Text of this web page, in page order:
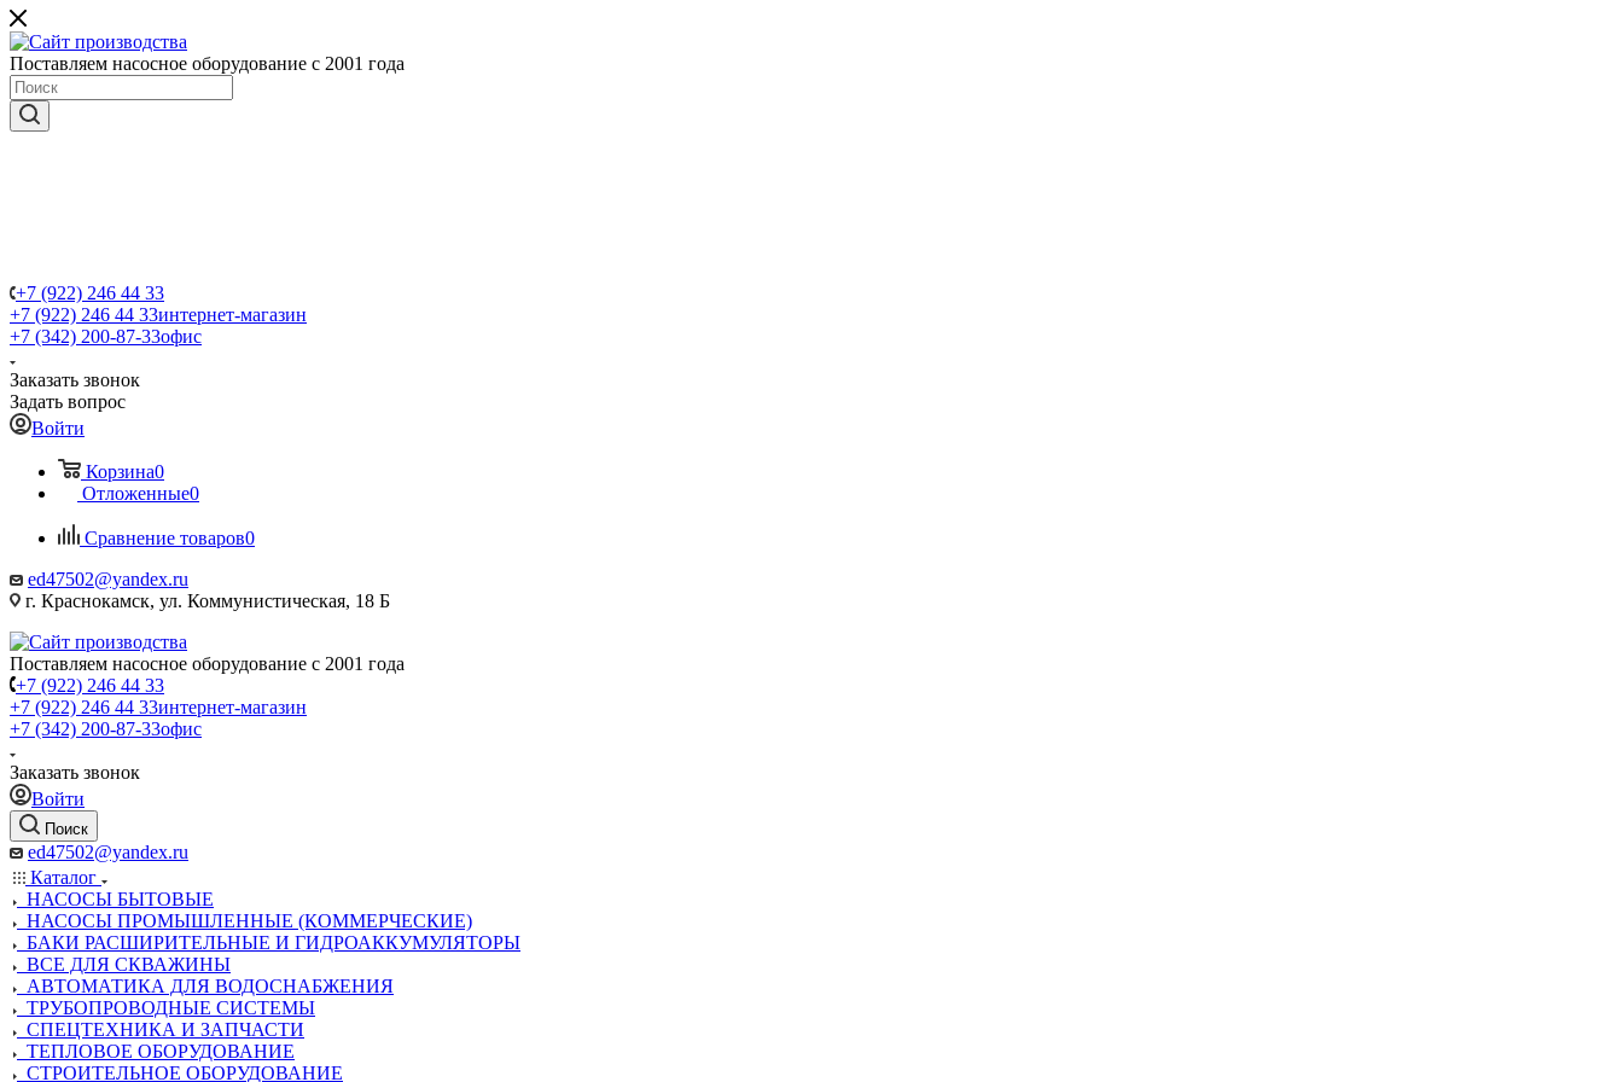
Поставляем насосное оборудование с 2001 года
+7 (922) 246 44 33
+7 (922) 246 44 33интернет-магазин
+7 (342) 200-87-33офис
Заказать звонок
Задать вопрос
Войти
Корзина0
Отложенные0
Сравнение товаров0
ed47502@yandex.ru
г. Краснокамск, ул. Коммунистическая, 18 Б
Поставляем насосное оборудование с 2001 года
+7 (922) 246 44 33
+7 (922) 246 44 33интернет-магазин
+7 (342) 200-87-33офис
Заказать звонок
Войти
Поиск
ed47502@yandex.ru
Каталог
НАСОСЫ БЫТОВЫЕ
НАСОСЫ ПРОМЫШЛЕННЫЕ (КОММЕРЧЕСКИЕ)
БАКИ РАСШИРИТЕЛЬНЫЕ И ГИДРОАККУМУЛЯТОРЫ
ВСЕ ДЛЯ СКВАЖИНЫ
АВТОМАТИКА ДЛЯ ВОДОСНАБЖЕНИЯ
ТРУБОПРОВОДНЫЕ СИСТЕМЫ
СПЕЦТЕХНИКА И ЗАПЧАСТИ
ТЕПЛОВОЕ ОБОРУДОВАНИЕ
СТРОИТЕЛЬНОЕ ОБОРУДОВАНИЕ